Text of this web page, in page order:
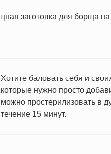
Хотите баловать себя и
которые нужно просто
можно простерилизовать в
течение 15 минут.